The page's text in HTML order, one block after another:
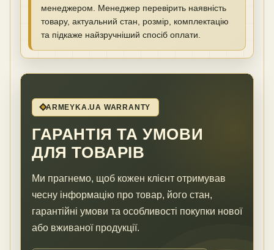
менеджером. Менеджер перевірить наявність
товару, актуальний стан, розмір, комплектацію
та підкаже найзручніший спосіб оплати.
ARMEYKA.UA WARRANTY
ГАРАНТІЯ ТА УМОВИ
ДЛЯ ТОВАРІВ
Ми прагнемо, щоб кожен клієнт отримував
чесну інформацію про товар, його стан,
гарантійні умови та особливості покупки нової
або вживаної продукції.